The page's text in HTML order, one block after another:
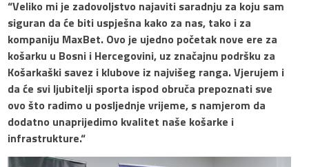
“Veliko mi je zadovoljstvo najaviti saradnju za koju sam
siguran da će biti uspješna kako za nas, tako i za
kompaniju MaxBet. Ovo je ujedno početak nove ere za
košarku u Bosni i Hercegovini, uz značajnu podršku za
Košarkaški savez i klubove iz najvišeg ranga. Vjerujem i
da će svi ljubitelji sporta ispod obruča prepoznati sve
ovo što radimo u posljednje vrijeme, s namjerom da
dodatno unaprijedimo kvalitet naše košarke i
infrastrukture.“